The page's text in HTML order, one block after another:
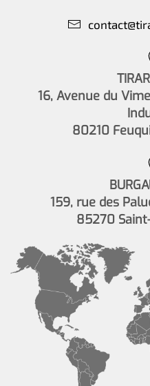
16, Avenue du
80210
159, rue des
85270